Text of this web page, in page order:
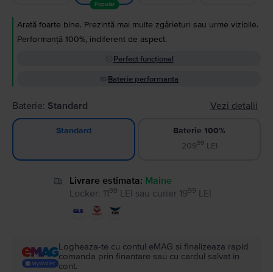
Popular
Arată foarte bine. Prezintă mai multe zgârieturi sau urme vizibile.
Performanță 100%, indiferent de aspect.
Perfect funcțional
Baterie performanta
Baterie: Standard Vezi detalii
Standard
Baterie 100%
20999LEI
Livrare estimata: Maine
Locker: 1199 LEI sau curier 1999 LEI
Logheaza-te cu contul eMAG si finalizeaza rapid
comanda prin finantare sau cu cardul salvat in
cont.